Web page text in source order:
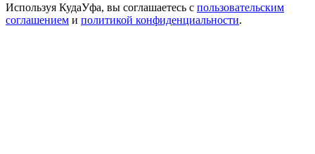
Используя КудаУфа, вы соглашаетесь с пользовательским
соглашением и политикой конфиденциальности.